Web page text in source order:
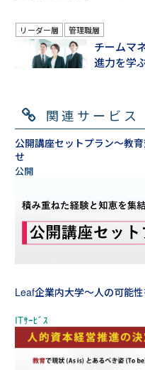
リーダー層 管理職層
チームマ
進力を学
関連サービス
公開講座セットプラン～教
せ
Leaf企業内大学～人の可能